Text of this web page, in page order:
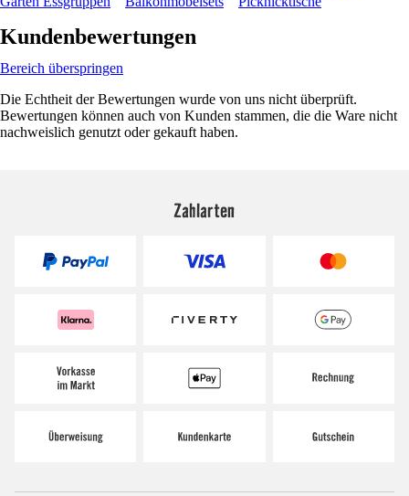
Kundenbewertungen
Bereich überspringen
Die Echtheit der Bewertungen wurde von uns nicht überprüft.
Bewertungen können auch von Kunden stammen, die die Ware nicht
nachweislich genutzt oder gekauft haben.
Zahlarten